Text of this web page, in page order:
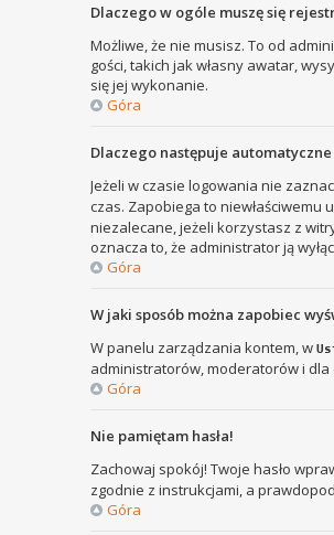
Dlaczego w ogóle muszę się
Możliwe, że nie musisz. To od
gości, takich jak własny awatar,
się jej wykonanie.
Góra
Dlaczego następuje
Jeżeli w czasie logowania nie
czas. Zapobiega to
niezalecane, jeżeli korzystasz z
oznacza to, że administrator ją
Góra
W jaki sposób można zapobiec
W panelu zarządzania kontem, w
administratorów, moderatorów i
Góra
Nie pamiętam hasła!
Zachowaj spokój! Twoje hasło
zgodnie z instrukcjami, a
Góra